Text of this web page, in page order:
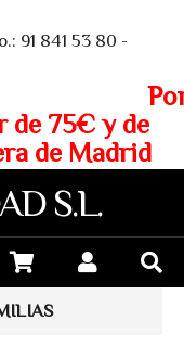
91 841 53 80 -
75€ y de
de Madrid
S.L.
Más info